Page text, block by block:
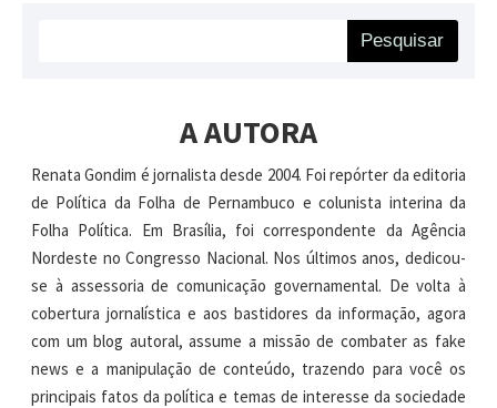
Pesquisar
A AUTORA
Renata Gondim é jornalista desde 2004. Foi repórter da editoria
de Política da Folha de Pernambuco e colunista interina da
Folha Política. Em Brasília, foi correspondente da Agência
Nordeste no Congresso Nacional. Nos últimos anos, dedicou-
se à assessoria de comunicação governamental. De volta à
cobertura jornalística e aos bastidores da informação, agora
com um blog autoral, assume a missão de combater as fake
news e a manipulação de conteúdo, trazendo para você os
principais fatos da política e temas de interesse da sociedade